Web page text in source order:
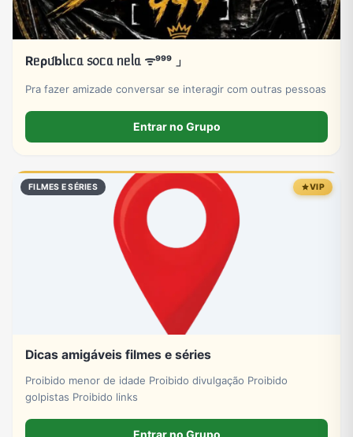
Rᥱρᥙ́bᥣιᥴᥲ ᥉᥆ᥴᥲ ᥒᥱᥣᥲ ᯤ⁹⁹⁹ 」
Pra fazer amizade conversar se interagir com outras pessoas
Entrar no Grupo
FILMES E SÉRIES VIP
Dicas amigáveis filmes e séries
Proibido menor de idade Proibido divulgação Proibido
golpistas Proibido links
Entrar no Grupo